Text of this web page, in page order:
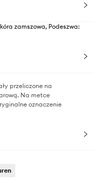
zamszowa, Podeszwa:
przeliczone na
Na metce
oznaczenie